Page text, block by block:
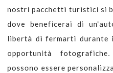
nostri pacchetti turistici si
dove beneficerai di
libertà di fermarti durante
opportunità
possono essere